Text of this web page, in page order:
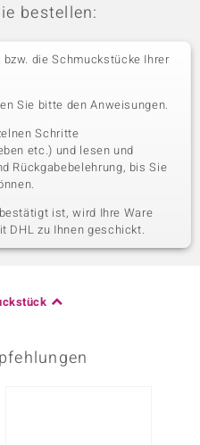
bestellen:
die Schmuckstücke Ihrer
Sie bitte den Anweisungen.
Schritte
etc.) und lesen und
Rückgabebelehrung, bis Sie
ist, wird Ihre Ware
DHL zu Ihnen geschickt.